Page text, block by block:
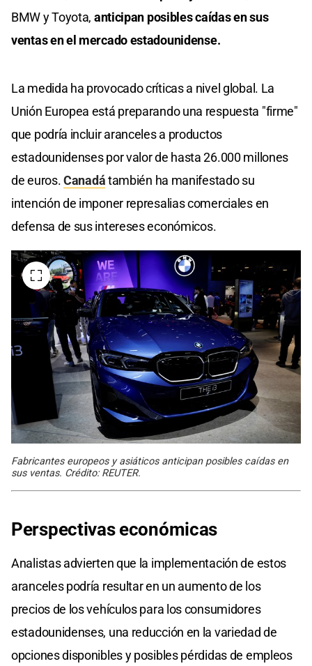
BMW y Toyota, anticipan posibles caídas en sus
ventas en el mercado estadounidense. ​
La medida ha provocado críticas a nivel global. La
Unión Europea está preparando una respuesta "firme"
que podría incluir aranceles a productos
estadounidenses por valor de hasta 26.000 millones
de euros.Canadátambién ha manifestado su
intención de imponer represalias comerciales en
defensa de sus intereses económicos. ​
Fabricantes europeos y asiáticos anticipan posibles caídas en
sus ventas. Crédito: REUTER. ​
Perspectivas económicas
Analistas advierten que la implementación de estos
aranceles podría resultar en un aumento de los
precios de los vehículos para los consumidores
estadounidenses, una reducción en la variedad de
opciones disponibles y posibles pérdidas de empleos